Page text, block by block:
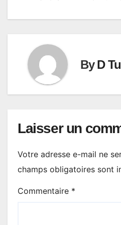
ByD
Laisser un
Votre adresse e-mail ne
champs obligatoires sont
Commentaire *